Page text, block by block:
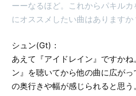
ーーなるほど。これからパキル
にオススメしたい曲はありますか
シュン(Gt)：
あえて『アイドレイン』ですか
ン』を聴いてから他の曲に広が
の奥行きや幅が感じられると思う。